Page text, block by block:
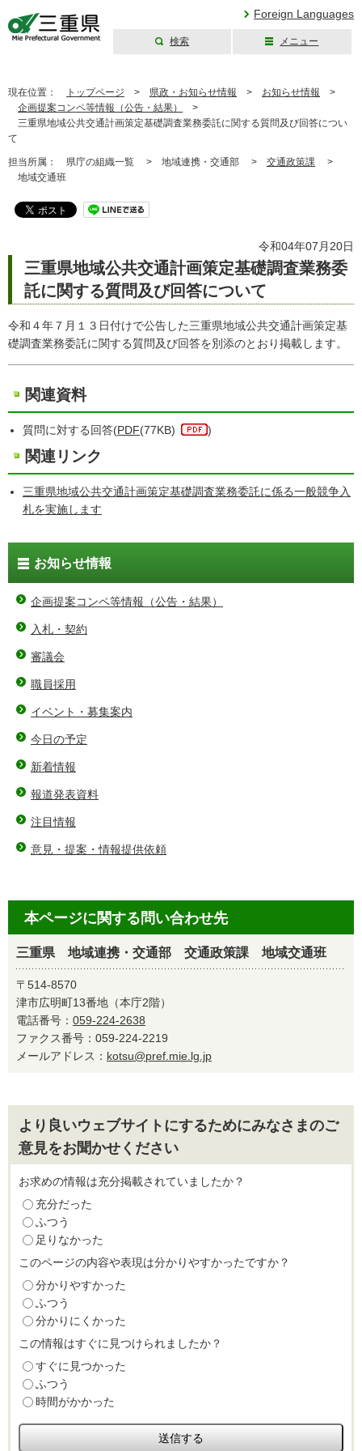
Foreign Languages
検索 メニュー
現在位置： トップページ > 県政・お知らせ情報 > お知らせ情報 >
企画提案コンペ等情報（公告・結果）
>
三重県地域公共交通計画策定基礎調査業務委託に関する質問及び回答につい
て
担当所属： 県庁の組織一覧 > 地域連携・交通部 > 交通政策課 >
地域交通班
令和04年07月20日
三重県地域公共交通計画策定基礎調査業務委
託に関する質問及び回答について
令和４年７月１３日付けで公告した三重県地域公共交通計画策定基
礎調査業務委託に関する質問及び回答を別添のとおり掲載します。
関連資料
質問に対する回答(PDF(77KB) )
関連リンク
三重県地域公共交通計画策定基礎調査業務委託に係る一般競争入
札を実施します
お知らせ情報
企画提案コンペ等情報（公告・結果）
入札・契約
審議会
職員採用
イベント・募集案内
今日の予定
新着情報
報道発表資料
注目情報
意見・提案・情報提供依頼
本ページに関する問い合わせ先
三重県 地域連携・交通部 交通政策課 地域交通班
〒514-8570
津市広明町13番地（本庁2階）
電話番号： 059-224-2638
ファクス番号：059-224-2219
メールアドレス： kotsu@pref.mie.lg.jp
より良いウェブサイトにするためにみなさまのご
意見をお聞かせください
お求めの情報は充分掲載されていましたか？
充分だった
ふつう
足りなかった
このページの内容や表現は分かりやすかったですか？
分かりやすかった
ふつう
分かりにくかった
この情報はすぐに見つけられましたか？
すぐに見つかった
ふつう
時間がかかった